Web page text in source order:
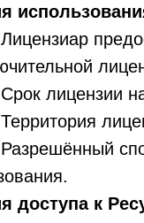
лицензии на
доступа к